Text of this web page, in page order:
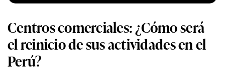
Centros comerciales: ¿Cómo será
el reinicio de sus actividades en el
Perú?